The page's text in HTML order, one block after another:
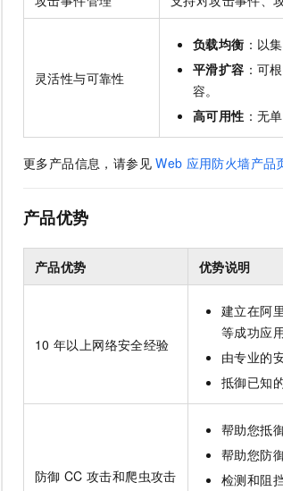
灵活性与可靠性
负载均衡 ：以
平滑扩容 ：可
容。
高可用性 ：无
更多产品信息，请参见 Web 应用防火墙产品
产品优势
产品优势 优势说明
10 年以上网络安全经验
建立在阿
等成功应
由专业的
抵御已知
防御 CC 攻击和爬虫攻击
帮助您抵
帮助您防
检测和阻